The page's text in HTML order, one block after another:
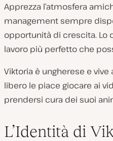
Apprezza l’atmosfera
management sempre
opportunità di crescita. Lo
lavoro più perfetto che
Viktoria è ungherese e
libero le piace giocare ai
prendersi cura dei suoi
L’Identità di